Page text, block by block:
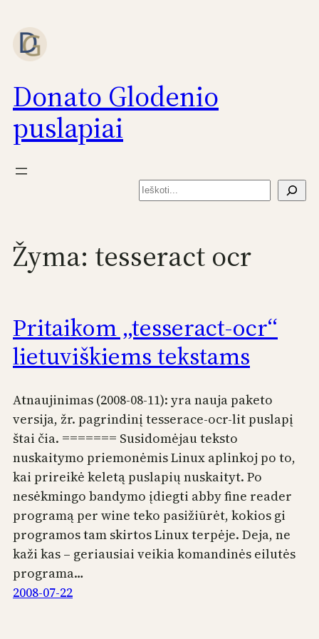
prie
turinio
Donato Glodenio
puslapiai
Paieška
Žyma: tesseract ocr
Pritaikom „tesseract-ocr“
lietuviškiems tekstams
Atnaujinimas (2008-08-11): yra nauja paketo
versija, žr. pagrindinį tesserace-ocr-lit puslapį
štai čia. ======= Susidomėjau teksto
nuskaitymo priemonėmis Linux aplinkoj po to,
kai prireikė keletą puslapių nuskaityt. Po
nesėkmingo bandymo įdiegti abby fine reader
programą per wine teko pasižiūrėt, kokios gi
programos tam skirtos Linux terpėje. Deja, ne
kaži kas – geriausiai veikia komandinės eilutės
programa…
2008-07-22